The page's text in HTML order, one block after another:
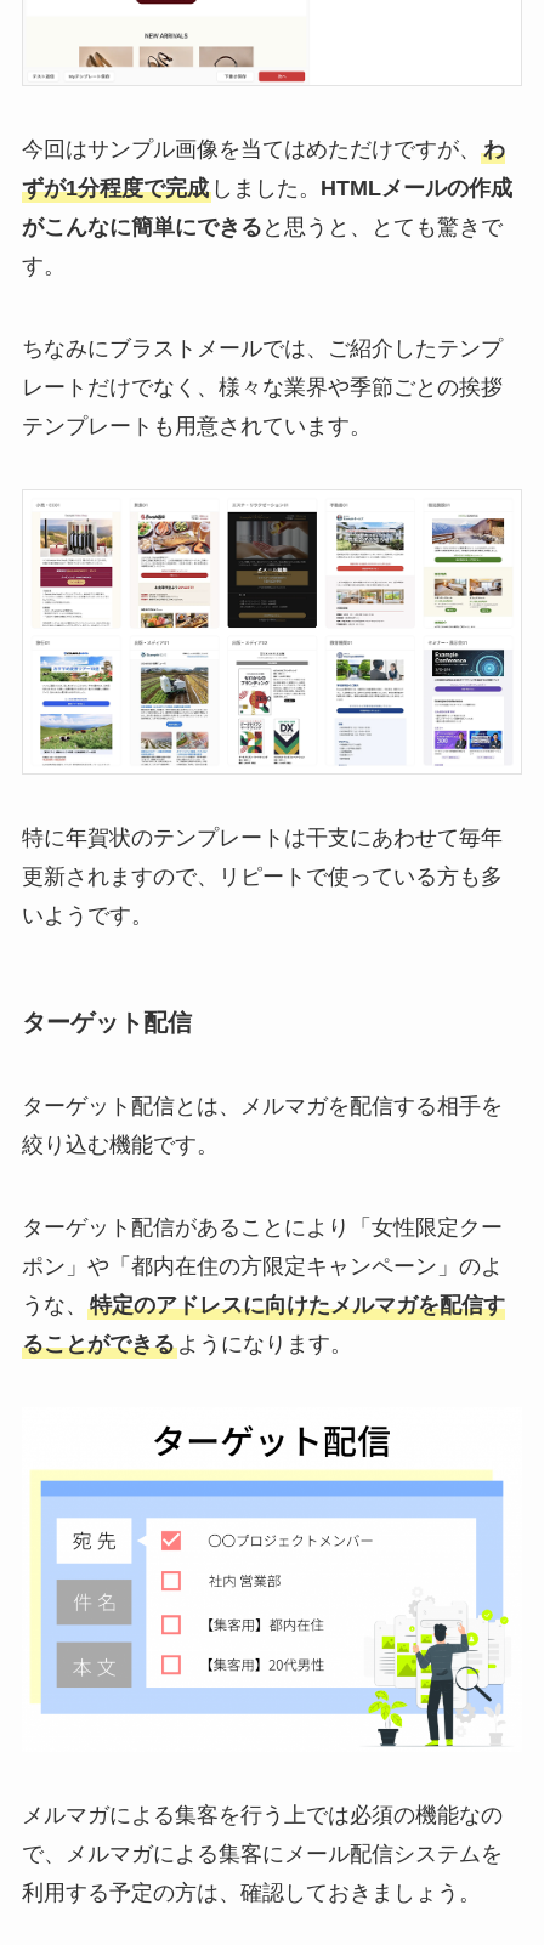
今回はサンプル画像を当てはめただけですが、 わ
ずが1分程度で完成しました。 HTMLメールの作成
がこんなに簡単にできる と思うと、とても驚きで
す。
ちなみにブラストメールでは、ご紹介したテンプ
レートだけでなく、様々な業界や季節ごとの挨拶
テンプレートも用意されています。
特に年賀状のテンプレートは干支にあわせて毎年
更新されますので、リピートで使っている方も多
いようです。
ターゲット配信
ターゲット配信とは、メルマガを配信する相手を
絞り込む機能です。
ターゲット配信があることにより「女性限定クー
ポン」や「都内在住の方限定キャンペーン」のよ
うな、 特定のアドレスに向けたメルマガを配信す
ることができるようになります。
メルマガによる集客を行う上では必須の機能なの
で、メルマガによる集客にメール配信システムを
利用する予定の方は、確認しておきましょう。